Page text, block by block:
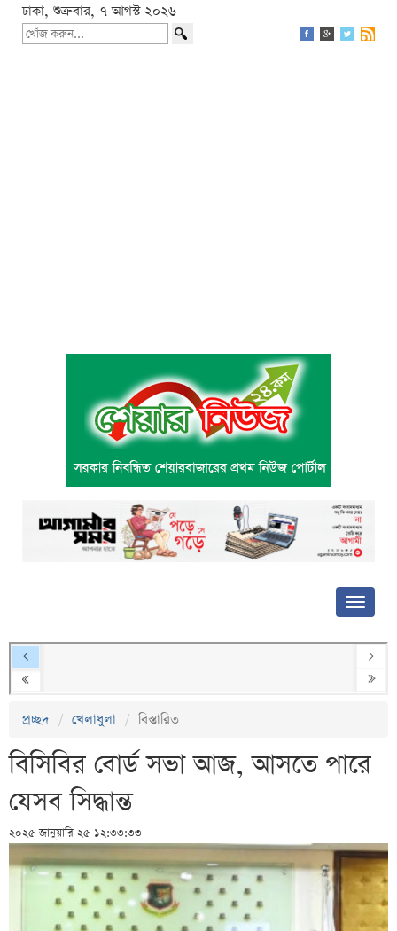
ঢাকা, শুক্রবার, ৭ আগস্ট ২০২৬
প্রচ্ছদ খেলাধুলা বিস্তারিত
বিসিবির বোর্ড সভা আজ, আসতে পারে
যেসব সিদ্ধান্ত
২০২৫ জানুয়ারি ২৫ ১২:৩৩:৩৩